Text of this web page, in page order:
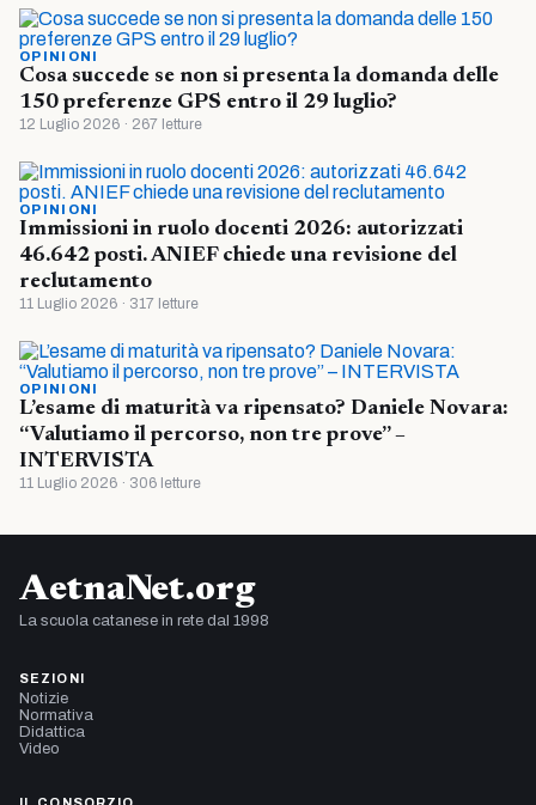
OPINIONI
Cosa succede se non si presenta la domanda delle
150 preferenze GPS entro il 29 luglio?
12 Luglio 2026 · 267 letture
OPINIONI
Immissioni in ruolo docenti 2026: autorizzati
46.642 posti. ANIEF chiede una revisione del
reclutamento
11 Luglio 2026 · 317 letture
OPINIONI
L’esame di maturità va ripensato? Daniele Novara:
“Valutiamo il percorso, non tre prove” –
INTERVISTA
11 Luglio 2026 · 306 letture
AetnaNet.org
La scuola catanese in rete dal 1998
SEZIONI
Notizie
Normativa
Didattica
Video